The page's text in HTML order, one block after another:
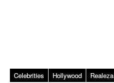
Celebrities Hollywood Realeza